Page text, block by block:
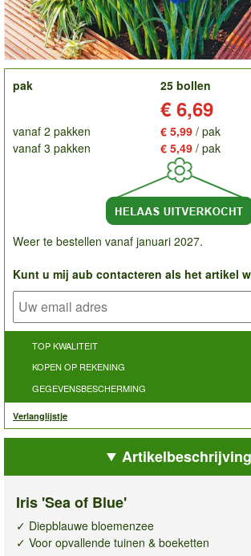
order
pak
25 bollen
€ 6,69
vanaf 2 pakken € 5,99 / pak
vanaf 3 pakken
€ 5,49 / pak
Weer te bestellen vanaf januari 2027.
Kunt u mij aub contacteren als het artikel
TOP KWALITEIT
KOPEN OP REKENING
GEGEVENSBESCHERMING
Verlanglijstje
Artikelbeschrijving
Iris 'Sea of Blue'
✓ Diepblauwe bloemenzee
✓ Voor opvallende tuinen & boeketten